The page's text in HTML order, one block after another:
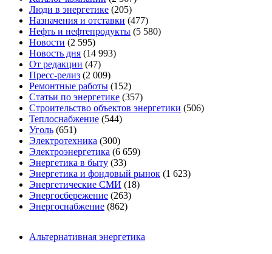
Люди в энергетике (205)
Назначения и отставки (477)
Нефть и нефтепродукты (5 580)
Новости (2 595)
Новость дня (14 993)
От редакции (47)
Пресс-релиз (2 009)
Ремонтные работы (152)
Статьи по энергетике (357)
Строительство объектов энергетики (506)
Теплоснабжение (544)
Уголь (651)
Электротехника (300)
Электроэнергетика (6 659)
Энергетика в быту (33)
Энергетика и фондовый рынок (1 623)
Энергетические СМИ (18)
Энергосбережение (263)
Энергоснабжение (862)
Альтернативная энергетика